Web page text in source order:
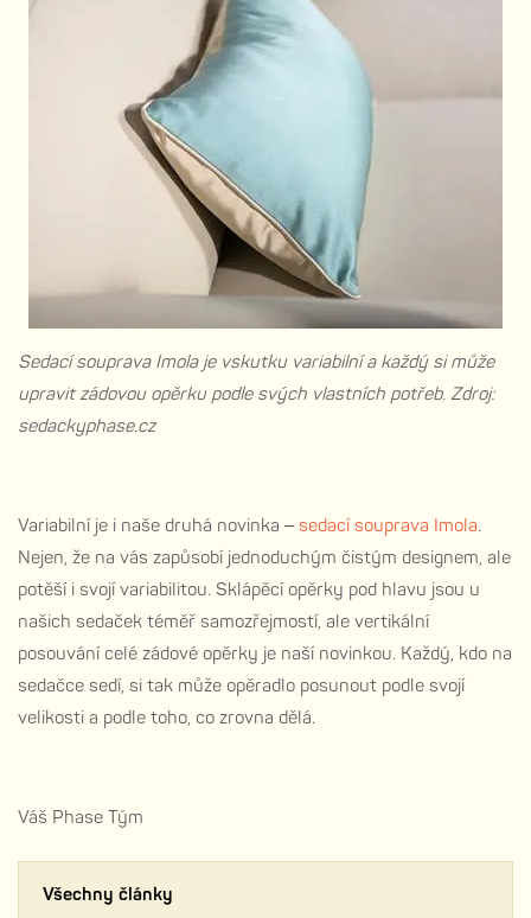
Všechny články
Sedací souprava Imola je vskutku variabilní a každý si může
upravit zádovou opěrku podle svých vlastních potřeb. Zdroj:
sedackyphase.cz
Variabilní je i naše druhá novinka – sedací souprava Imola.
Nejen, že na vás zapůsobí jednoduchým čistým designem, ale
potěší i svojí variabilitou. Sklápěcí opěrky pod hlavu jsou u
našich sedaček téměř samozřejmostí, ale vertikální
posouvání celé zádové opěrky je naší novinkou. Každý, kdo na
sedačce sedí, si tak může opěradlo posunout podle svojí
velikosti a podle toho, co zrovna dělá.
Váš Phase Tým